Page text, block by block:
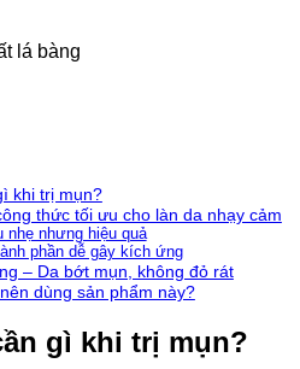
khi trị mụn?
thức tối ưu cho làn da nhạy cảm
nhẹ nhưng hiệu quả
phần dễ gây kích ứng
– Da bớt mụn, không đỏ rát
dùng sản phẩm này?
gì khi trị mụn?